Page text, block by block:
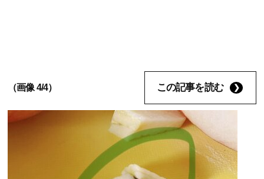
（画像 4/4） この記事を読む